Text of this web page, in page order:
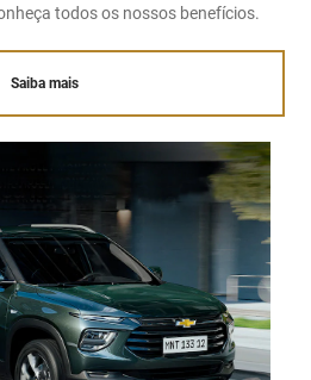
todos os nossos benefícios.
Saiba mais